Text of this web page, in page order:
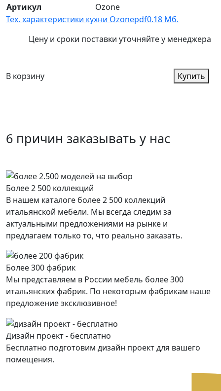
Артикул
Ozone
Тех. характеристики кухни Ozonepdf0.18 Мб.
Цену и сроки поставки уточняйте у менеджера
В корзину Купить
6 причин заказывать у нас
Более 2 500 коллекций
В нашем каталоге более 2 500 коллекций
итальянской мебели. Мы всегда следим за
актуальными предложениями на рынке и
предлагаем только то, что реально заказать.
Более 300 фабрик
Мы представляем в России мебель более 300
итальянских фабрик. По некоторым фабрикам наше
предложение эксклюзивное!
Дизайн проект - бесплатно
Бесплатно подготовим дизайн проект для вашего
помещения.